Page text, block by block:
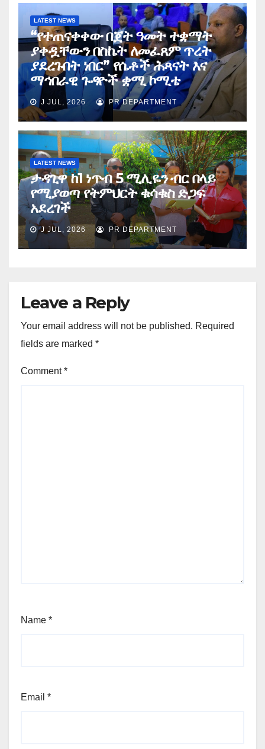
LATEST NEWS
“የተጠናቀቀው በጀት ዓመት ተቋማት
ያቀዷቸውን በስኬት ለመፈጸም ጥረት
ያደረጉበት ነበር” የሴቶች ሕጻናት እና
ማኅበራዊ ጉዳዮች ቋሚ ኮሚቴ
J JUL, 2026 PR DEPARTMENT
LATEST NEWS
ታዳጊዋ ከ1 ነጥብ 5 ሚሊዬን ብር በላይ
የሚያወጣ የትምህርት ቁሳቁስ ድጋፍ
አደረገች
J JUL, 2026 PR DEPARTMENT
Leave a Reply
Your email address will not be published. Required
fields are marked *
Comment*
Name *
Email *